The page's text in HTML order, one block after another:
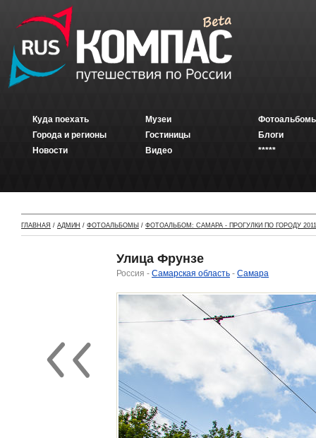
Куда поехать
Города и регионы
Новости
Музеи
Гостиницы
Видео
Блоги
*****
ГЛАВНАЯ / АДМИН / ФОТОАЛЬБОМЫ / ФОТОАЛЬБОМ: САМАРА - ПРОГУЛКИ ПО ГОРОДУ
Улица Фрунзе
Россия - Самарская область - Самара